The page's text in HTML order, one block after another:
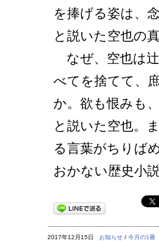
を捧げる姿は、
と説いた空也の
なぜ、空也は
べてを捨てて、
か。欲も恨みも
と説いた空也。
る言葉がちりば
おかない歴史小
2017年12月15日 お知らせ / 今月の1冊